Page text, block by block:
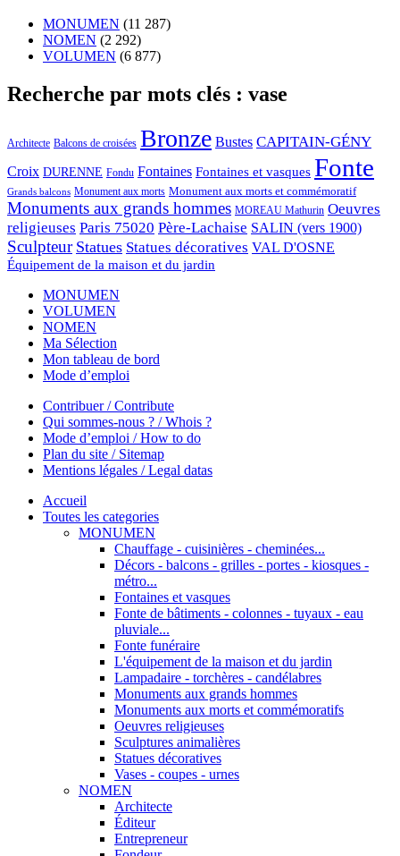
MONUMEN (11 287)
NOMEN (2 292)
VOLUMEN (6 877)
Recherche par mots clés : vase
Architecte Balcons de croisées Bronze Bustes CAPITAIN-GÉNY
Croix DURENNE Fondu Fontaines Fontaines et vasques Fonte
Grands balcons Monument aux morts Monument aux morts et commémoratif
Monuments aux grands hommes MOREAU Mathurin Oeuvres
religieuses Paris 75020 Père-Lachaise SALIN (vers 1900)
Sculpteur Statues Statues décoratives VAL D'OSNE
Équipement de la maison et du jardin
MONUMEN
VOLUMEN
NOMEN
Ma Sélection
Mon tableau de bord
Mode d’emploi
Contribuer / Contribute
Qui sommes-nous ? / Whois ?
Mode d’emploi / How to do
Plan du site / Sitemap
Mentions légales / Legal datas
Accueil
Toutes les categories
MONUMEN
Chauffage - cuisinières - cheminées...
Décors - balcons - grilles - portes - kiosques -
métro...
Fontaines et vasques
Fonte de bâtiments - colonnes - tuyaux - eau
pluviale...
Fonte funéraire
L'équipement de la maison et du jardin
Lampadaire - torchères - candélabres
Monuments aux grands hommes
Monuments aux morts et commémoratifs
Oeuvres religieuses
Sculptures animalières
Statues décoratives
Vases - coupes - urnes
NOMEN
Architecte
Éditeur
Entrepreneur